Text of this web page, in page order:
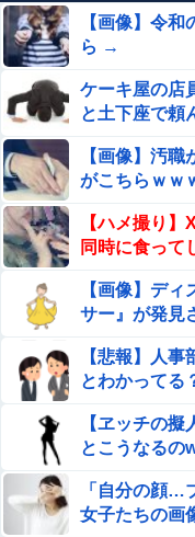
【画像】令
ら →
ケーキ屋の店
と土下座で頼
【画像】汚
がこちらｗｗ
【ハメ撮り
同時に食っ
【画像】デ
サー』が発見
【悲報】人
とわかってる
【ヱッチの
とこうなるの
「自分の顔…
女子たちの画